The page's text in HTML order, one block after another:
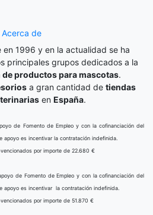
Acerca de
en 1996 y en la actualidad se ha
principales grupos dedicados a la
productos para mascotas.
a gran cantidad de tiendas
en España.
de Fomento de Empleo y con la cofinanciación del
apoyo es incentivar la contratación indefinida.
por importe de 22.680 €
de Fomento de Empleo y con la cofinanciación del
apoyo es incentivar la contratación indefinida.
por importe de 51.870 €